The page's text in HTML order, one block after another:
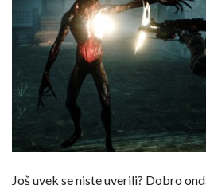
Još uvek se niste uverili? Dobro